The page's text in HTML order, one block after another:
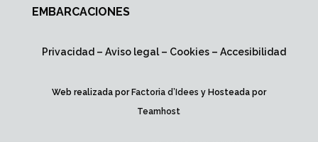
EMBARCACIONES
Privacidad –Aviso legal – Cookies –Accesibilidad
Web realizada porFactoria d’Idees y Hosteada por
Teamhost